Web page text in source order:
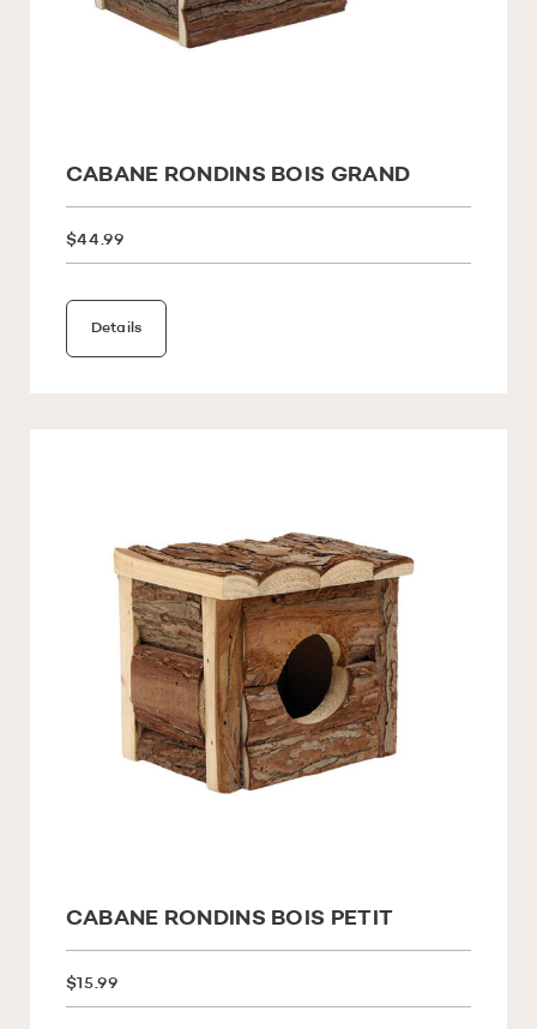
CABANE RONDINS BOIS GRAND
$44.99
Details
CABANE RONDINS BOIS PETIT
$15.99